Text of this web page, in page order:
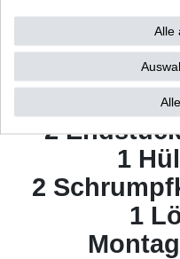
Gaszug
1
2
1
2
1
Alle